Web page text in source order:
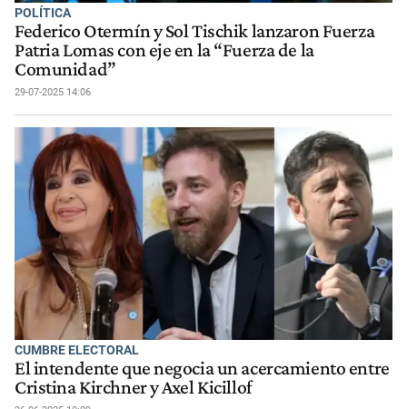
POLÍTICA
Federico Otermín y Sol Tischik lanzaron Fuerza
Patria Lomas con eje en la “Fuerza de la
Comunidad”
29-07-2025 14:06
CUMBRE ELECTORAL
El intendente que negocia un acercamiento entre
Cristina Kirchner y Axel Kicillof